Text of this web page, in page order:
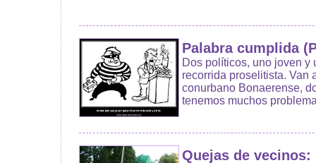
Palabra cumplida
Dos políticos, uno joven y
recorrida proselitista. Van
conurbano Bonaerense,
tenemos muchos
Quejas de vecinos: